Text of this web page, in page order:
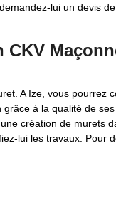
lui un devis
A Ize, vous pourrez
à la qualité de
création de murets
lui les travaux. Pour